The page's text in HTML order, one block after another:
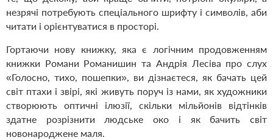
незрячі потребують спеціального шрифту і символів, аби
читати і орієнтуватися в просторі.
Гортаючи нову книжку, яка є логічним продовженням
книжки Романи Романишин та Андрія Лесіва про слух
«Голосно, тихо, пошепки», ви дізнаєтеся, як бачать цей
світ птахи і звірі, які живуть поруч із нами, як художники
створюють оптичні ілюзії, скільки мільйонів відтінків
здатне розрізнити людське око і як бачить світ
новонароджене маля.